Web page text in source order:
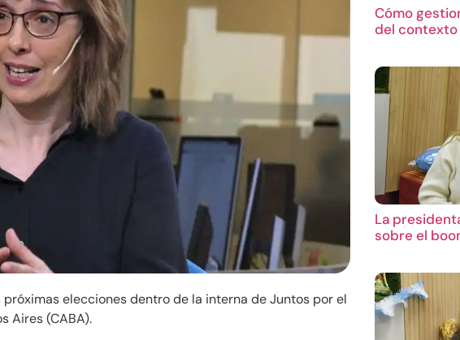
elecciones dentro de la interna de Juntos por el
Aires (CABA).
Cómo
del contexto
La
sobre el